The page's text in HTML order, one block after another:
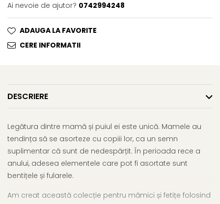
Ai nevoie de ajutor? 0742994248
ADAUGA LA FAVORITE
CERE INFORMATII
DESCRIERE
Legătura dintre mamă și puiul ei este unică. Mamele au
tendința să se asorteze cu copiii lor, ca un semn
suplimentar că sunt de nedespărțit. În perioada rece a
anului, adesea elementele care pot fi asortate sunt
bentițele și fularele.
Am creat această colecție pentru mămici și fetițe folosind